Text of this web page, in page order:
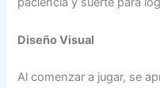
Diseño Visual
Al comenzar a jugar, se